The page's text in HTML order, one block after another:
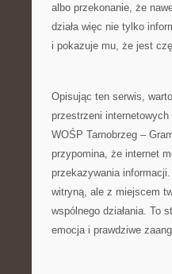
albo przekonanie, że
działa więc nie tylko
i pokazuje mu, że jest
Opisując ten serwis,
przestrzeni
WOŚP Tarnobrzeg –
przypomina, że internet
przekazywania
witryną, ale z miejscem
wspólnego działania. To
emocja i prawdziwe